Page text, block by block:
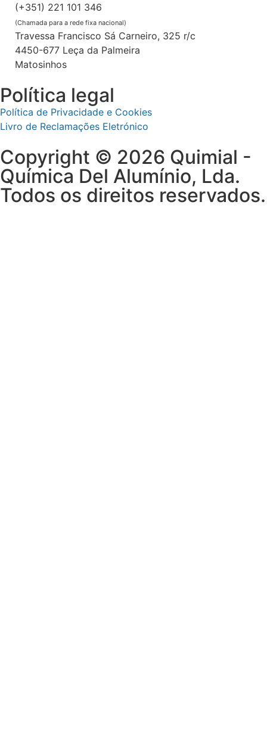
(+351) 221 101 346
(Chamada para a rede fixa nacional)
Travessa Francisco Sá Carneiro, 325 r/c
4450-677 Leça da Palmeira
Matosinhos
Política legal
Política de Privacidade e Cookies
Livro de Reclamações Eletrónico
Copyright © 2026 Quimial -
Química Del Alumínio, Lda.
Todos os direitos reservados.